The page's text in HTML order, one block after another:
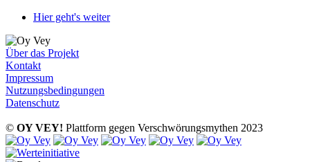
Hier geht's weiter
Über das Projekt
Kontakt
Impressum
Nutzungsbedingungen
Datenschutz
© OY VEY! Plattform gegen Verschwörungsmythen 2023